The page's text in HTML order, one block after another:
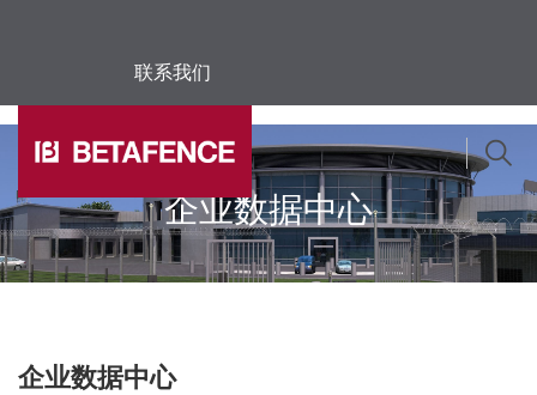
联系我们
企业数据中心
企业数据中心